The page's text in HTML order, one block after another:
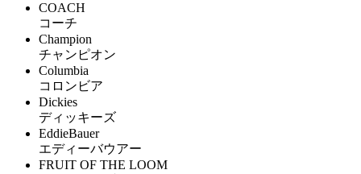
COACH
コーチ
Champion
チャンピオン
Columbia
コロンビア
Dickies
ディッキーズ
EddieBauer
エディーバウアー
FRUIT OF THE LOOM